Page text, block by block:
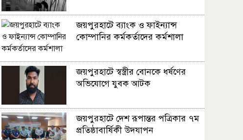
জয়পুরহাটে ব্যাংক ও ফাইন্যান্স
কোম্পানির কর্মকর্তাদের কর্মশালা
জয়পুরহাটে স্বস্ত্রীর বোনকে ধর্ষণের
অভিযোগে যুবক আটক
জয়পুরহাটে দেশ রূপান্তর পত্রিকার ৭ম
প্রতিষ্ঠাবার্ষিকী উদযাপন